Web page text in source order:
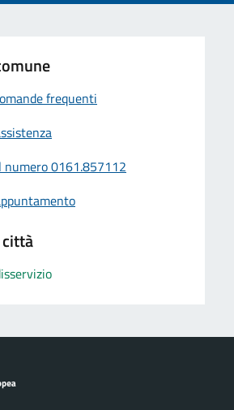
frequenti
numero 0161.857112